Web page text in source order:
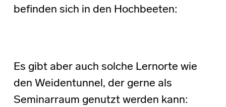
befinden sich in den Hochbeeten:
Es gibt aber auch solche Lernorte wie
den Weidentunnel, der gerne als
Seminarraum genutzt werden kann: